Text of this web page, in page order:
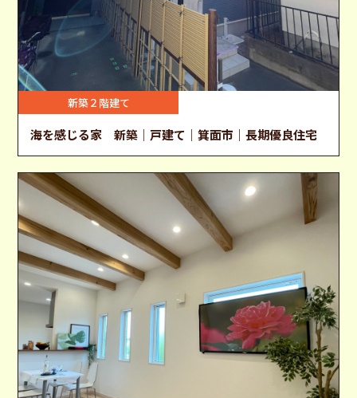
新築２階建て
海を感じる家 新築｜戸建て｜箕面市｜長期優良住宅